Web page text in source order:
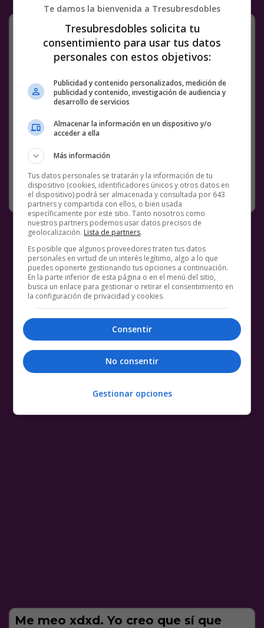
ODIO esa ropa
Los encontrás en estafas piramidales,
iglesias evangélicas o estafas piramidales
— Pablo (@pabloeseerre)January 2, 2024
Facebook
Twitter
WhatsApp
Gmail
Meneame
Copy
HOMBRES ROPA VÍDEOS
RANDOM 3 ENERO, 2024
Me meo xdxd. Yo creo que sí que
Te damos la bienvenida a Tresubresdobles
Tresubresdobles solicita tu
consentimiento para usar tus datos
personales con estos objetivos:
Publicidad y contenido personalizados, medición de
publicidad y contenido, investigación de audiencia y
desarrollo de servicios
Almacenar la información en un dispositivo y/o
acceder a ella
Más información
Tus datos personales se tratarán y la información de tu
dispositivo (cookies, identificadores únicos y otros datos en
el dispositivo) podrá ser almacenada y consultada por 643
partners y compartida con ellos, o bien usada
específicamente por este sitio. Tanto nosotros como
nuestros partners podemos usar datos precisos de
geolocalización. Lista de partners.
Es posible que algunos proveedores traten tus datos
personales en virtud de un interés legítimo, algo a lo que
puedes oponerte gestionando tus opciones a continuación.
En la parte inferior de esta página o en el menú del sitio,
busca un enlace para gestionar o retirar el consentimiento en
la configuración de privacidad y cookies.
Consentir
No consentir
Gestionar opciones